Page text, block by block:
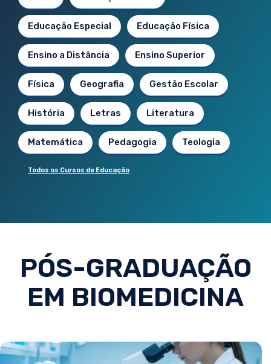
Educação Especial Educação Física
Ensino a Distância Ensino Superior
Física Geografia Gestão Escolar
História Letras Literatura
Matemática Pedagogia Teologia
Todos os Cursos de Educação
PÓS-GRADUAÇÃO
EM BIOMEDICINA